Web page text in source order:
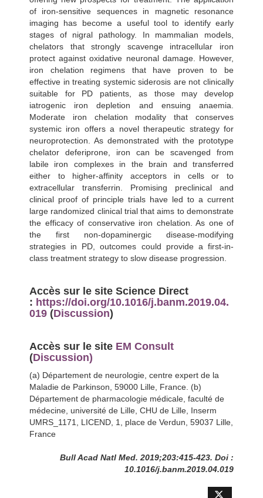
of iron-sensitive sequences in magnetic resonance
imaging has become a useful tool to identify early
stages of nigral pathology. In mammalian models,
chelators that strongly scavenge intracellular iron
protect against oxidative neuronal damage. However,
iron chelation regimens that have proven to be
effective in treating systemic siderosis are not clinically
suitable for PD patients, as those may develop
iatrogenic iron depletion and ensuing anaemia.
Moderate iron chelation modality that conserves
systemic iron offers a novel therapeutic strategy for
neuroprotection. As demonstrated with the prototype
chelator deferiprone, iron can be scavenged from
labile iron complexes in the brain and transferred
either to higher-affinity acceptors in cells or to
extracellular transferrin. Promising preclinical and
clinical proof of principle trials have led to a current
large randomized clinical trial that aims to demonstrate
the efficacy of conservative iron chelation. As one of
the first non-dopaminergic disease-modifying
strategies in PD, outcomes could provide a first-in-
class treatment strategy to slow disease progression.
Accès sur le site Science Direct
: https://doi.org/10.1016/j.banm.2019.04.
019 (Discussion)
Accès sur le site EM Consult
(Discussion)
(a) Département de neurologie, centre expert de la
Maladie de Parkinson, 59000 Lille, France. (b)
Département de pharmacologie médicale, faculté de
médecine, université de Lille, CHU de Lille, Inserm
UMRS_1171, LICEND, 1, place de Verdun, 59037 Lille,
France
Bull Acad Natl Med. 2019;203:415-423. Doi :
10.1016/j.banm.2019.04.019